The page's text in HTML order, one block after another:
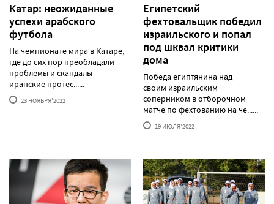
Катар: неожиданные
успехи арабского
футбола
На чемпионате мира в Катаре,
где до сих пор преобладали
проблемы и скандалы —
иранские протес......
23 НОЯБРЯ'2022
Египетский
фехтовальщик победил
израильского и попал
под шквал критики
дома
Победа египтянина над
своим израильским
соперником в отборочном
матче по фехтованию на че......
19 ИЮЛЯ'2022